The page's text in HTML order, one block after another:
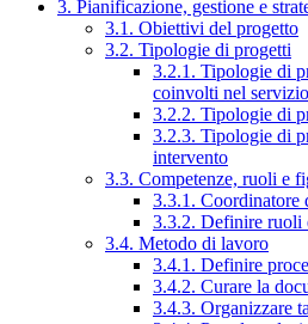
3. Pianificazione, gestione e
3.1. Obiettivi del progetto
3.2. Tipologie di progetti
3.2.1. Tipologie di
coinvolti nel servizio
3.2.2. Tipologie di
3.2.3. Tipologie di
intervento
3.3. Competenze, ruoli e
3.3.1. Coordinatore
3.3.2. Definire ruoli
3.4. Metodo di lavoro
3.4.1. Definire
3.4.2. Curare la
3.4.3. Organizzare